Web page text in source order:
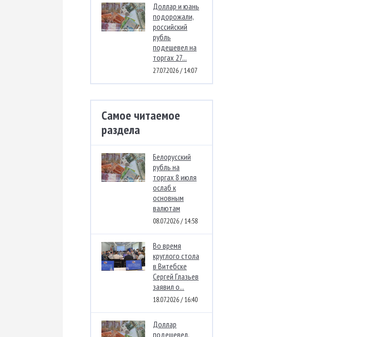
Доллар и юань
подорожали,
российский
рубль
подешевел на
торгах 27...
27.07.2026 / 14:07
Самое читаемое
раздела
Белорусский
рубль на
торгах 8 июля
ослаб к
основным
валютам
08.07.2026 / 14:58
Во время
круглого стола
в Витебске
Сергей Глазьев
заявил о...
18.07.2026 / 16:40
Доллар
подешевел,